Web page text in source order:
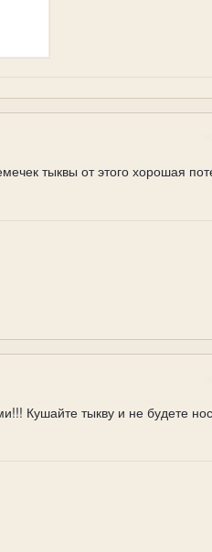
тыквы от этого хорошая
Кушайте тыкву и не будете